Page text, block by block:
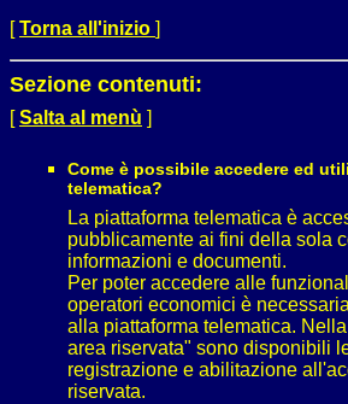
[Torna all'inizio ]
Sezione contenuti:
[Salta al menù ]
Come è possibile accedere ed
telematica?
La piattaforma telematica è
pubblicamente ai fini della sola
informazioni e documenti.
Per poter accedere alle
operatori economici è
alla piattaforma telematica.
area riservata" sono disponibili
registrazione e abilitazione
riservata.